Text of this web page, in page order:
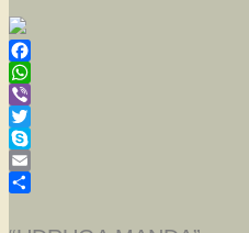
Facebook
WhatsApp
Viber
Twitter
Skype
Email